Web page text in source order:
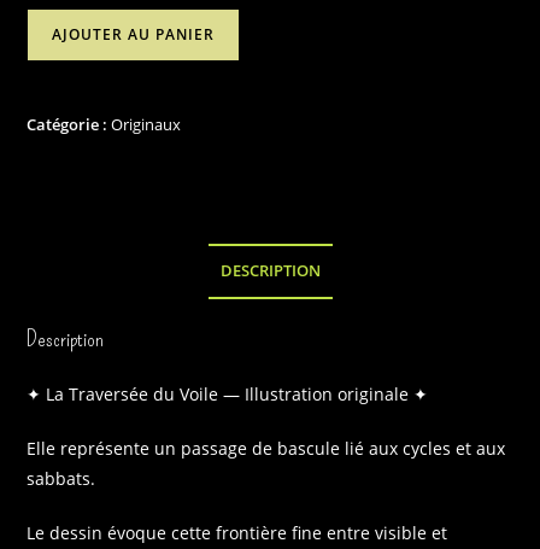
AJOUTER AU PANIER
Catégorie :Originaux
DESCRIPTION
Description
✦ La Traversée du Voile — Illustration originale ✦
Elle représente un passage de bascule lié aux cycles et aux
sabbats.
Le dessin évoque cette frontière fine entre visible et